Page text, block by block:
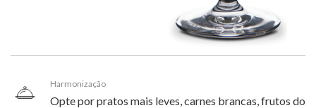
Harmonização
Opte por pratos mais leves, carnes brancas, frutos do